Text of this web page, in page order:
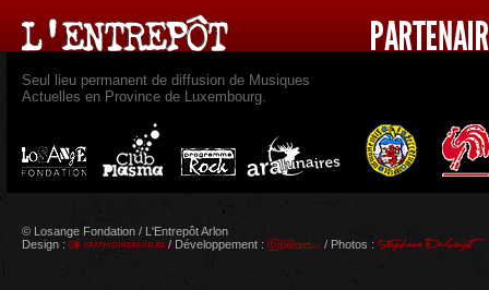
Seul lieu permanent de diffusion de Musiques
Actuelles en Province de Luxembourg.
© Losange Fondation / L'Entrepôt Arlon
Design :
/ Développement : / Photos :